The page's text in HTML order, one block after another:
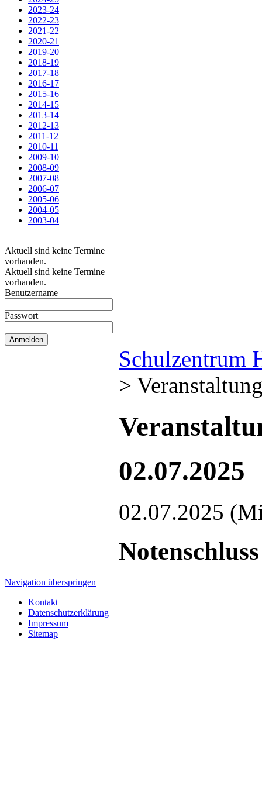
2023-24
2022-23
2021-22
2020-21
2019-20
2018-19
2017-18
2016-17
2015-16
2014-15
2013-14
2012-13
2011-12
2010-11
2009-10
2008-09
2007-08
2006-07
2005-06
2004-05
2003-04
Aktuell sind keine Termine
vorhanden.
Aktuell sind keine Termine
vorhanden.
Benutzername
Passwort
Schulzentrum
>
02.07.2025
02.07.2025
Navigation überspringen
Kontakt
Datenschutzerklärung
Impressum
Sitemap